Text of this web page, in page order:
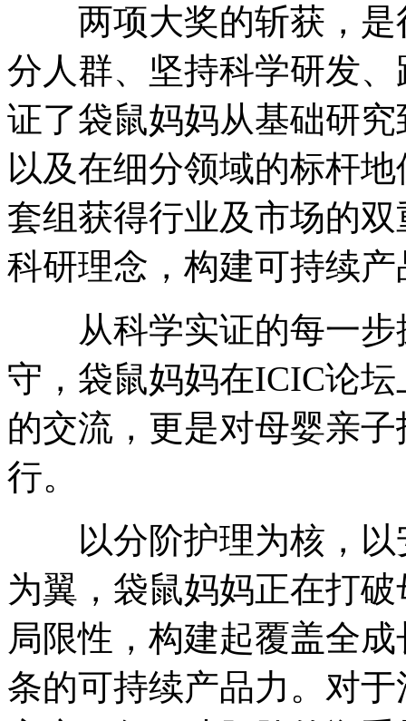
两项大奖的斩获，是
分人群、坚持科学研发
证了袋鼠妈妈从基础研
以及在细分领域的标杆
套组获得行业及市场的
科研理念，构建可持续
从科学实证的每一步
守，袋鼠妈妈在ICIC论
的交流，更是对母婴亲
行。
以分阶护理为核，以
为翼，袋鼠妈妈正在打
局限性，构建起覆盖全
条的可持续产品力。对